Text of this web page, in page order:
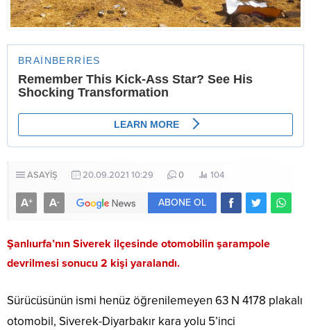
ASAYİŞ 20.09.2021 10:29 0 104
A+ A- ABONE OL
Şanlıurfa’nın Siverek ilçesinde otomobilin şarampole
devrilmesi sonucu 2 kişi yaralandı.
Sürücüsünün ismi henüz öğrenilemeyen 63 N 4178 plakalı
otomobil, Siverek-Diyarbakır kara yolu 5’inci